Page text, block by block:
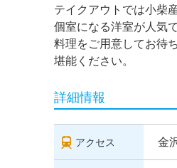
テイクアウトでは小柴
個室になる洋室が人気
料理をご用意してお待
堪能ください。
詳細情報
アクセス 金